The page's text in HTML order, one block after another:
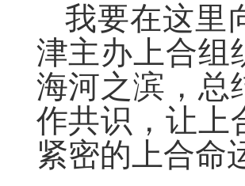
我要在这里
津主办上合组
海河之滨，总
作共识，让上
紧密的上合命